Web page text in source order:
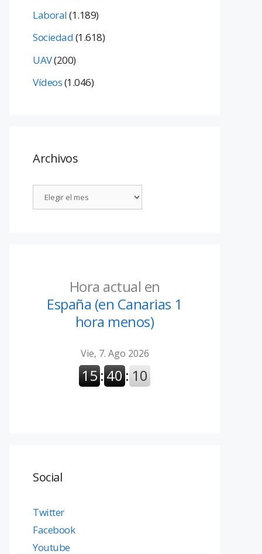
Laboral(1.189)
Sociedad(1.618)
UAV(200)
Vídeos(1.046)
Archivos
Hora actual en
España (en Canarias 1
hora menos)
Social
Twitter
Facebook
Youtube